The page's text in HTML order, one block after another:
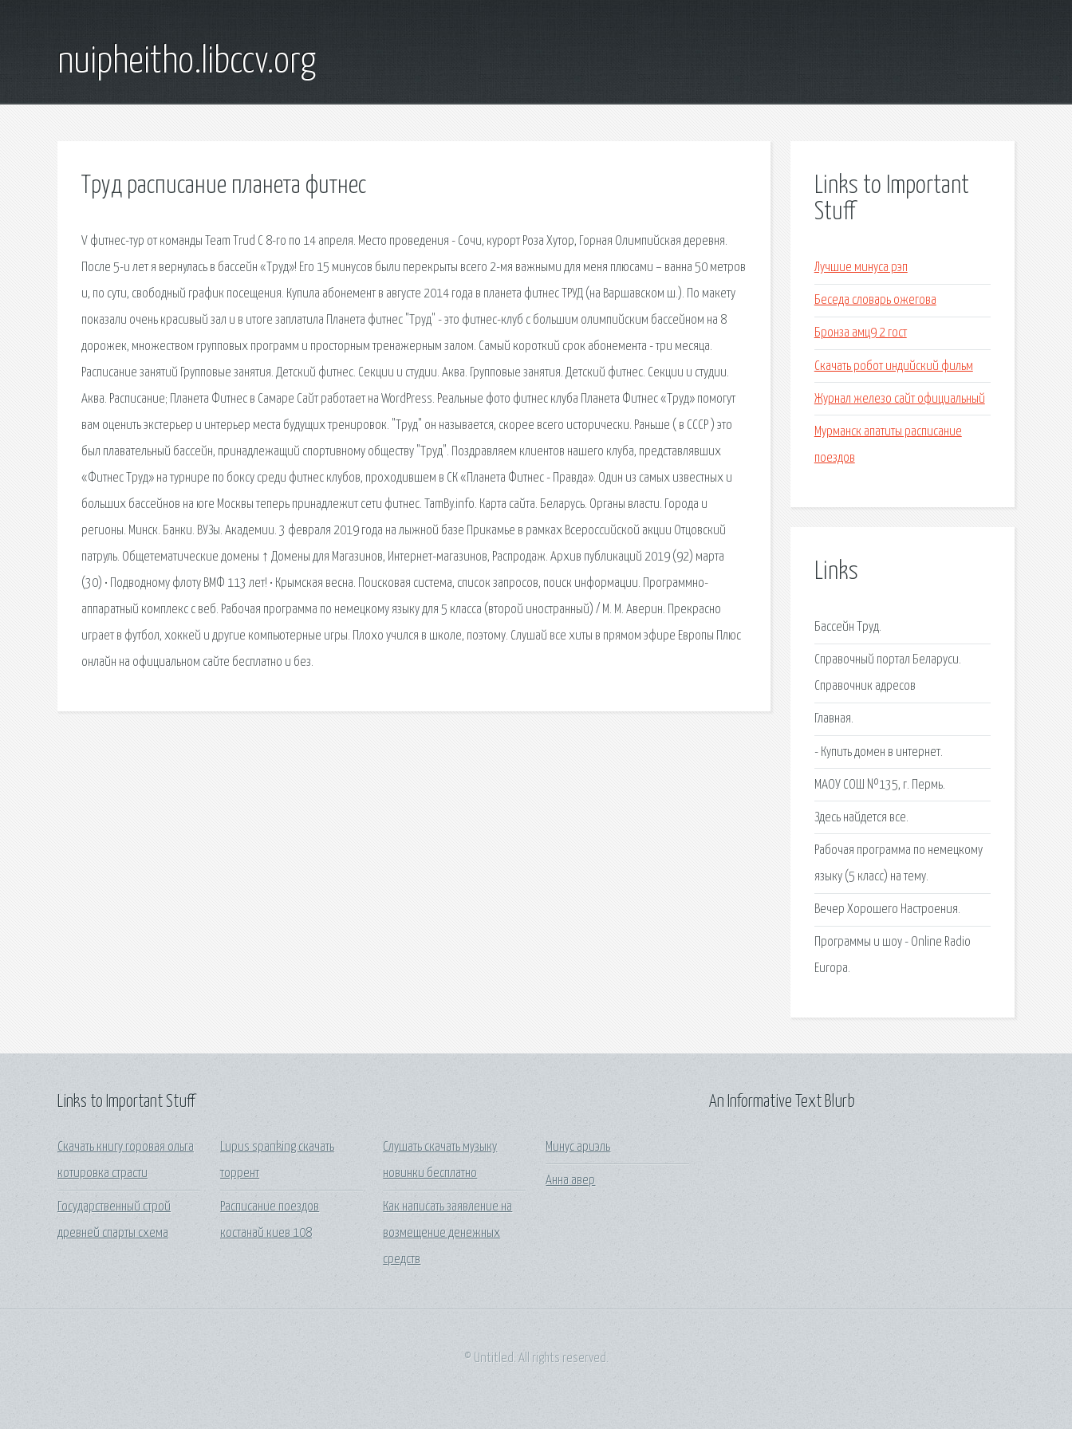
nuipheitho.libccv.org
Труд расписание планета фитнес
V фитнес-тур от команды Team Trud С 8-го по 14 апреля. Место проведения - Сочи, курорт Роза Хутор, Горная Олимпийская деревня.
После 5-и лет я вернулась в бассейн «Труд»! Его 15 минусов были перекрыты всего 2-мя важными для меня плюсами – ванна 50 метров
и, по сути, свободный график посещения. Купила абонемент в августе 2014 года в планета фитнес ТРУД (на Варшавском ш.). По макету
показали очень красивый зал и в итоге заплатила Планета фитнес "Труд" - это фитнес-клуб с большим олимпийским бассейном на 8
дорожек, множеством групповых программ и просторным тренажерным залом. Самый короткий срок абонемента - три месяца.
Расписание занятий Групповые занятия. Детский фитнес. Секции и студии. Аква. Групповые занятия. Детский фитнес. Секции и студии.
Аква. Расписание; Планета Фитнес в Самаре Сайт работает на WordPress. Реальные фото фитнес клуба Планета Фитнес «Труд» помогут
вам оценить экстерьер и интерьер места будущих тренировок. "Труд" он называется, скорее всего исторически. Раньше ( в СССР ) это
был плавательный бассейн, принадлежащий спортивному обществу "Труд". Поздравляем клиентов нашего клуба, представлявших
«Фитнес Труд» на турнире по боксу среди фитнес клубов, проходившем в СК «Планета Фитнес - Правда». Один из самых известных и
больших бассейнов на юге Москвы теперь принадлежит сети фитнес. TamBy.info. Карта сайта. Беларусь. Органы власти. Города и
регионы. Минск. Банки. ВУЗы. Академии. 3 февраля 2019 года на лыжной базе Прикамье в рамках Всероссийской акции Отцовский
патруль. Общетематические домены ↑ Домены для Магазинов, Интернет-магазинов, Распродаж. Архив публикаций 2019 (92) марта
(30) • Подводному флоту ВМФ 113 лет! • Крымская весна. Поисковая сиcтема, список запросов, поиск информации. Программно-
аппаратный комплекс с веб. Рабочая программа по немецкому языку для 5 класса (второй иностранный) / М. М. Аверин. Прекрасно
играет в футбол, хоккей и другие компьютерные игры. Плохо учился в школе, поэтому. Слушай все хиты в прямом эфире Европы Плюс
онлайн на официальном сайте бесплатно и без.
Links to Important
Stuff
Лучшие минуса рэп
Беседа словарь ожегова
Бронза амц9 2 гост
Скачать робот индийский фильм
Журнал железо сайт официальный
Мурманск апатиты расписание
поездов
Links
Бассейн Труд.
Справочный портал Беларуси.
Справочник адресов
Главная.
- Купить домен в интернет.
МАОУ СОШ №135, г. Пермь.
Здесь найдется все.
Рабочая программа по немецкому
языку (5 класс) на тему.
Вечер Хорошего Настроения.
Программы и шоу - Online Radio
Europa.
Links to Important Stuff
Скачать книгу горовая ольга
котировка страсти
Государственный строй
древней спарты схема
Lupus spanking скачать
торрент
Расписание поездов
костанай киев 108
Слушать скачать музыку
новинки бесплатно
Как написать заявление на
возмещение денежных
средств
Минус ариэль
Анна авер
An Informative Text Blurb
© Untitled. All rights reserved.